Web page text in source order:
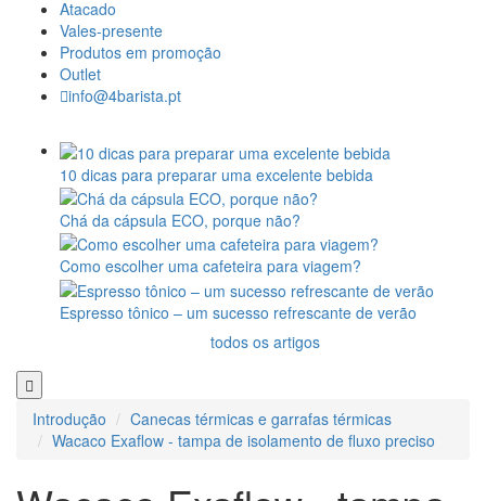
Atacado
Vales-presente
Produtos em promoção
Outlet
info@4barista.pt
10 dicas para preparar uma excelente bebida
Chá da cápsula ECO, porque não?
Como escolher uma cafeteira para viagem?
Espresso tônico – um sucesso refrescante de verão
todos os artigos
Introdução
Canecas térmicas e garrafas térmicas
Wacaco Exaflow - tampa de isolamento de fluxo preciso